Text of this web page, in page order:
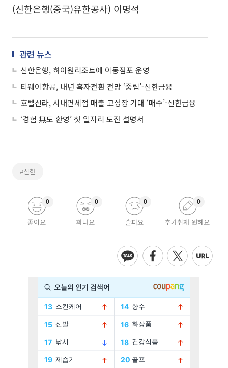
(신한은행(중국)유한공사) 이명석
관련 뉴스
신한은행, 하이원리조트에 이동점포 운영
티웨이항공, 내년 흑자전환 전망 ‘중립’-신한금융
호텔신라, 시내면세점 매출 고성장 기대 ‘매수’-신한금융
‘경험 無도 환영’ 첫 일자리 도전 설명서
#신한
좋아요
0
화나요
0
슬퍼요
0
추가취재 원해요
0